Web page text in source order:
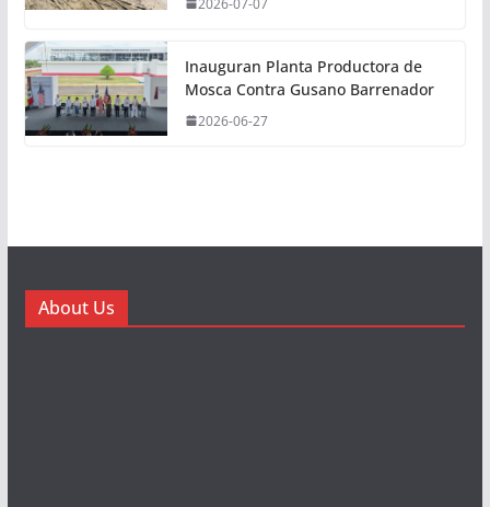
Inauguran Planta Productora de
Mosca Contra Gusano Barrenador
2026-06-27
About Us